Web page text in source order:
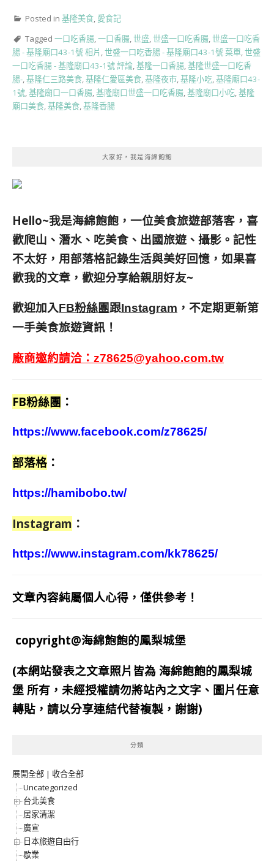
Posted in 基隆美食, 愛食記
Tagged 一口吃香腸,一口香腸,世盛,世盛一口吃香腸,世盛一口吃香
腸 - 基隆廟口43-1號 相片 ,世盛一口吃香腸 - 基隆廟口43-1號 菜單,世盛
一口吃香腸 - 基隆廟口43-1號 評論,基隆一口香腸,基隆世盛一口吃香
腸-,基隆仁三路美食,基隆仁愛區美食,基隆夜市,基隆小吃,基隆廟口43-
1號,基隆廟口一口香腸,基隆廟口世盛一口吃香腸,基隆廟口小吃,基隆
廟口美食,基隆美食,基隆香腸
大家好，我是海綿飽飽
Hello~我是海綿飽飽，一位美食旅遊部落客， 喜
歡爬山、潛水、吃美食、出國旅遊、攝影。 記性
不太好，用部落格記錄生活與美好回憶， 如果喜
歡我的文章，歡迎分享給親朋好友~
歡迎加入FB粉絲團跟Instagram ，不定期更新第
一手美食旅遊資訊！
廠商邀約請洽： z78625@yahoo.com.tw
FB粉絲團 ：
https://www.facebook.com/z78625/
部落格 ：
https://hamibobo.tw/
Instagram ：
https://www.instagram.com/kk78625/
文章內容純屬個人心得，僅供參考！
copyright@海綿飽飽的鳳梨城堡
(本網站發表之文章照片皆為 海綿飽飽的鳳梨城
堡 所有，未經授權請勿將站內之文字、圖片任意
轉貼，請以分享連結代替複製，謝謝)
分類
展開全部 | 收合全部
Uncategorized
台北美食
居家清潔
廣宣
日本旅遊自由行
歇業